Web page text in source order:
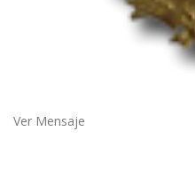
Ver Mensaje